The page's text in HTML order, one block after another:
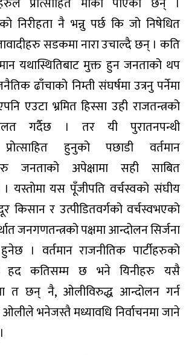
निरीहता नै भन्नु पर्छ कि जो निषेधित
सडकमा नारा उचाल्दै छन् । कति
यथास्थितिबाट मुक्त हुन जनताको थप
ढाँचाको निम्ती संघर्षमा उत्रनु पर्नेमा
एउटा भ्रमित हिस्सा उही राजतन्त्रको
गर्दैछ । तर यी पुरातनपन्थी
प्रोत्साहित हुनुको पछाडी वर्तमान
जनताको अपेक्षामा सही साबित
यस्तोमा यस पूँजीपति वर्चस्वको संघीय
किसान र उत्पीडितवर्गको वर्चस्वभएको
जनगणतन्त्रको पक्षमा आन्दोलन सिर्जना
। वर्तमान राजनीतिक पार्टीहरुको
हद कतिसम्म छ भने यिनीहरु यसै
त छन् नै, ओलीविरुद्ध आन्दोलन गर्न
भनेजस्तै मध्यावधि निर्वाचनमा जाने